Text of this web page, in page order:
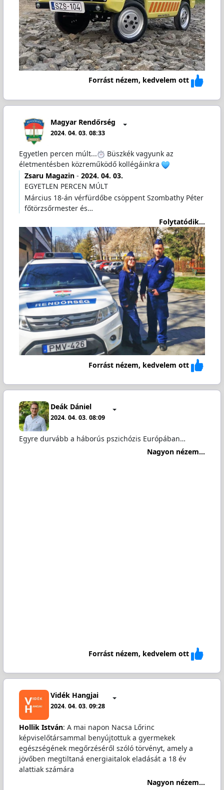
Forrást nézem, kedvelem ott
Magyar Rendőrség
2024. 04. 03. 08:33
Egyetlen percen múlt...
Büszkék vagyunk az
életmentésben közreműködő kollégáinkra
Zsaru Magazin- 2024. 04. 03.
EGYETLEN PERCEN MÚLT
Március 18-án vérfürdőbe csöppent Szombathy Péter
főtörzsőrmester és…
Folytatódik...
Forrást nézem, kedvelem ott
Deák Dániel
2024. 04. 03. 08:09
Egyre durvább a háborús pszichózis Európában…
Nagyon nézem...
Forrást nézem, kedvelem ott
Vidék Hangjai
2024. 04. 03. 09:28
Hollik István: A mai napon Nacsa Lőrinc
képviselőtársammal benyújtottuk a gyermekek
egészségének megőrzéséről szóló törvényt, amely a
jövőben megtiltaná energiaitalok eladását a 18 év
alattiak számára
Nagyon nézem...